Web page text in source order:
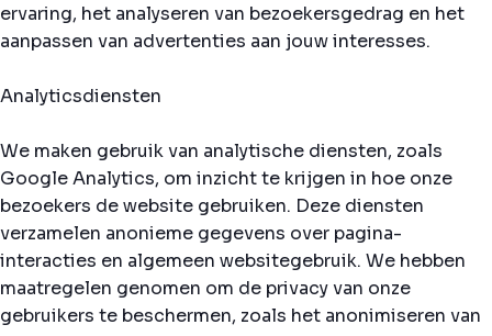
ervaring, het analyseren van bezoekersgedrag en het
aanpassen van advertenties aan jouw interesses.
Analyticsdiensten
We maken gebruik van analytische diensten, zoals
Google Analytics, om inzicht te krijgen in hoe onze
bezoekers de website gebruiken. Deze diensten
verzamelen anonieme gegevens over pagina-
interacties en algemeen websitegebruik. We hebben
maatregelen genomen om de privacy van onze
gebruikers te beschermen, zoals het anonimiseren van